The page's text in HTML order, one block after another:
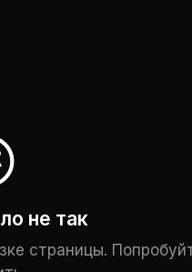
не так
страницы.